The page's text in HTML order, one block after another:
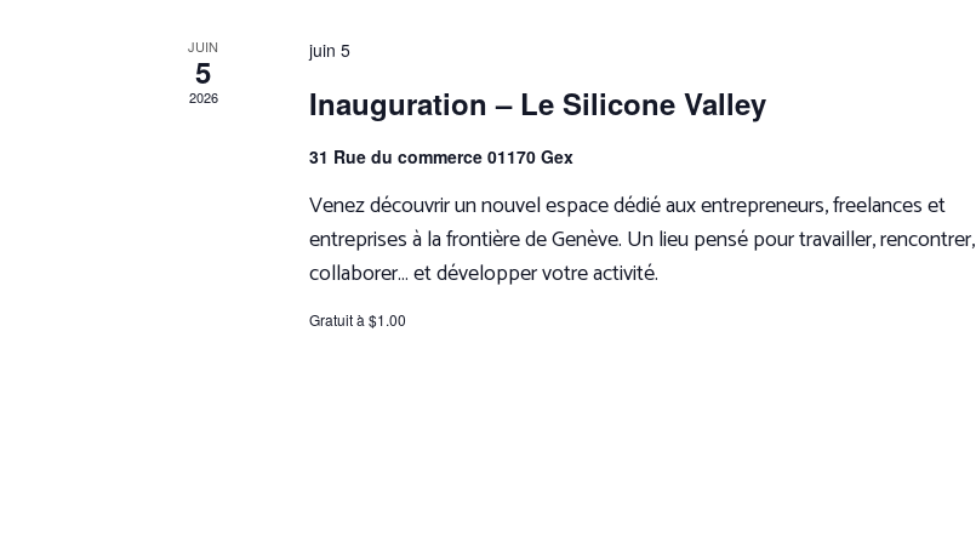
JUIN
5
2026
juin 5
Inauguration – Le Silicone Valley
31 Rue du commerce 01170 Gex
Venez découvrir un nouvel espace dédié aux entrepreneurs, freelances et
entreprises à la frontière de Genève. Un lieu pensé pour travailler, rencontrer,
collaborer… et développer votre activité.
Gratuit à $1.00